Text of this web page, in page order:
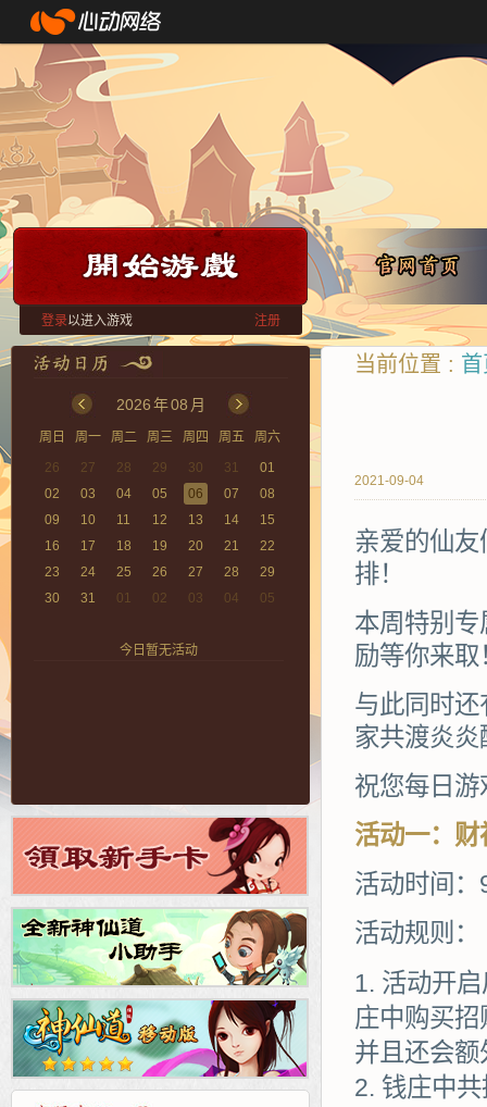
登录以进入游戏 注册
2026年08 月
周日 周一 周二 周三 周四 周五
周六
26
27 28 29 30 31
01
02
03 04 05 06 07
08
09
10 11 12 13 14
15
16
17 18 19 20 21
22
23
24 25 26 27 28
29
30
31 01 02 03 04 05
今日暂无活动
当前位置 :
2021-09-04
亲爱的仙
排！
本周特别
励等你来取
与此同时
家共渡炎炎
祝您每日
活动一： 财
活动时间：
活动规则：
活动开
庄中购买
并且还会
钱庄中